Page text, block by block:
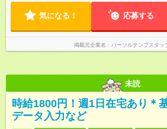
気になる！ 応募する
掲載元企業名 パーソルテンプスタッ
未読
時給1800円！週1日在宅あり＊
データ入力など